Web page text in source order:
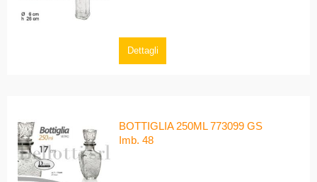
Dettagli
BOTTIGLIA 250ML 773099 GS
Imb. 48